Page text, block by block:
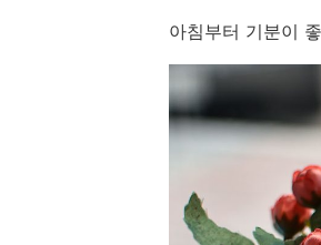
아침부터 기분이